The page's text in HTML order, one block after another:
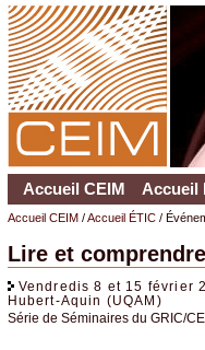
Accueil CEIM Accueil
Accueil CEIM/Accueil ÉTIC/
Lire et
Vendredis 8 et 15 février
Hubert-Aquin (UQAM)
Série de Séminaires du GRIC/